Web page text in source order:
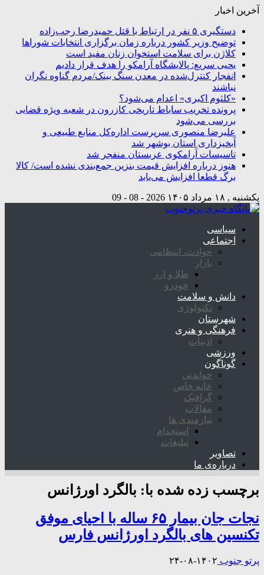
آخرین اخبار
دستگیری ۵ نفر در ارتباط با قتل حمیدرضا رجب‌زاده
توضیح وزیر کشور درباره زمان برگزاری انتخابات شوراها
کلاژن برای سلامت استخوان زنان مفید است
یحیی سریع: پالایشگاه آرامکو را هدف قرار دادیم
انفجار کنترل‌شده در معدن سنگ بینک/مردم گناوه نگران
نباشند
«کلثوم اکبری» اعدام می‌شود؟
پرونده تخریب ساباط تاریخی کازرون در شعبه ویژه قضایی
بررسی می‌شود
علیرضا منصوری سرپرست اداره‌کل منابع طبیعی و
آبخیزداری استان بوشهر شد
تاسیسات آرامکوی عربستان منفجر شد
هنوز درباره افزایش قیمت بنزین جمع‌بندی نشده است/ کالا
برگ قطعا افزایش می‌یابد
یکشنبه , ۱۸ مرداد ۱۴۰۵ 2026 - 08 - 09
سیاسی
اجتماعی
حوادث، انتظامی
بازار
طلا و ارز
خودرو
دانش و سلامت
تکنولوژی
شهرستان
فرهنگی و هنری
ادبیات
ورزشی
گوناگون
خواندنی
خانه خاص
گرافیک
مقالات
نیازمندی ها
استخدام
تبلیغات
تصاویر
درباره‌ی ما
برچسب زده شده با: بالگرد اورژانس
نجات جان بیمار ۶۵ ساله با احیای موفق
تکنسین های بالگرد اورژانس فارس
پرتو جنوب ۱۴۰۲-۰۸-۲۴